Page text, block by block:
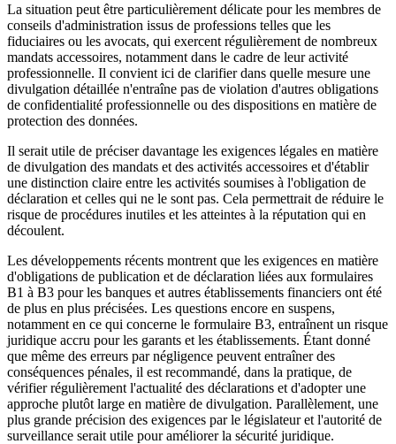
La situation peut être particulièrement délicate pour les membres de
conseils d'administration issus de professions telles que les
fiduciaires ou les avocats, qui exercent régulièrement de nombreux
mandats accessoires, notamment dans le cadre de leur activité
professionnelle. Il convient ici de clarifier dans quelle mesure une
divulgation détaillée n'entraîne pas de violation d'autres obligations
de confidentialité professionnelle ou des dispositions en matière de
protection des données.
Il serait utile de préciser davantage les exigences légales en matière
de divulgation des mandats et des activités accessoires et d'établir
une distinction claire entre les activités soumises à l'obligation de
déclaration et celles qui ne le sont pas. Cela permettrait de réduire le
risque de procédures inutiles et les atteintes à la réputation qui en
découlent.
Les développements récents montrent que les exigences en matière
d'obligations de publication et de déclaration liées aux formulaires
B1 à B3 pour les banques et autres établissements financiers ont été
de plus en plus précisées. Les questions encore en suspens,
notamment en ce qui concerne le formulaire B3, entraînent un risque
juridique accru pour les garants et les établissements. Étant donné
que même des erreurs par négligence peuvent entraîner des
conséquences pénales, il est recommandé, dans la pratique, de
vérifier régulièrement l'actualité des déclarations et d'adopter une
approche plutôt large en matière de divulgation. Parallèlement, une
plus grande précision des exigences par le législateur et l'autorité de
surveillance serait utile pour améliorer la sécurité juridique.